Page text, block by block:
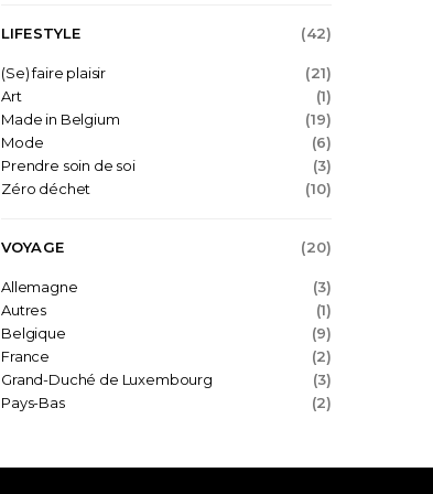
LIFESTYLE (42)
(Se) faire plaisir
(21)
Art
(1)
Made in Belgium
(19)
Mode
(6)
Prendre soin de soi
(3)
Zéro déchet
(10)
VOYAGE (20)
Allemagne
(3)
Autres
(1)
Belgique
(9)
France
(2)
Grand-Duché de Luxembourg
(3)
Pays-Bas
(2)